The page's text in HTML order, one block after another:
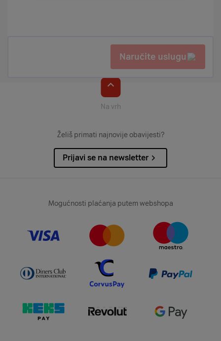
Naručite uslugu
Na vrh
Želiš primati najnovije obavijesti?
Prijavi se na newsletter
Mogućnosti plaćanja putem webshopa